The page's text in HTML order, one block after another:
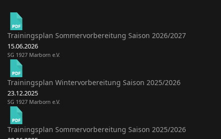
Trainingsplan Sommervorbereitung Saison 2026/2027
15.06.2026
SG 1927 Marborn e.V.
Trainingsplan Wintervorbereitung Saison 2025/2026
23.12.2025
SG 1927 Marborn e.V.
Trainingsplan Sommervorbereitung Saison 2025/2026